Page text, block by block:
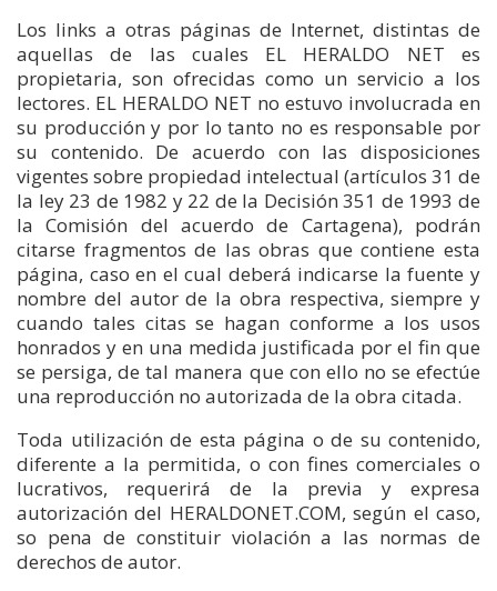
Los links a otras páginas de Internet, distintas de
aquellas de las cuales EL HERALDO NET es
propietaria, son ofrecidas como un servicio a los
lectores. EL HERALDO NET no estuvo involucrada en
su producción y por lo tanto no es responsable por
su contenido. De acuerdo con las disposiciones
vigentes sobre propiedad intelectual (artículos 31 de
la ley 23 de 1982 y 22 de la Decisión 351 de 1993 de
la Comisión del acuerdo de Cartagena), podrán
citarse fragmentos de las obras que contiene esta
página, caso en el cual deberá indicarse la fuente y
nombre del autor de la obra respectiva, siempre y
cuando tales citas se hagan conforme a los usos
honrados y en una medida justificada por el fin que
se persiga, de tal manera que con ello no se efectúe
una reproducción no autorizada de la obra citada.
Toda utilización de esta página o de su contenido,
diferente a la permitida, o con fines comerciales o
lucrativos, requerirá de la previa y expresa
autorización del HERALDONET.COM, según el caso,
so pena de constituir violación a las normas de
derechos de autor.